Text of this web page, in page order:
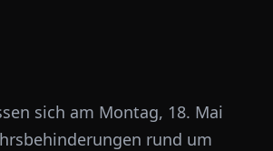
sich am Montag, 18. Mai
rund um